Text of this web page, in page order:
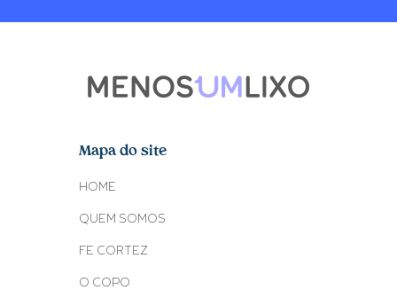
Mapa do site
HOME
QUEM SOMOS
FE CORTEZ
O COPO